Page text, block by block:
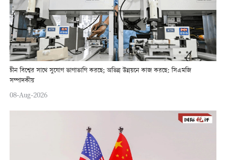
চীন বিশ্বের সাথে সুযোগ ভাগাভাগি করছে; অভিন্ন উন্নয়নে কাজ করছে: সিএমজি
সম্পাদকীয়
08-Aug-2026